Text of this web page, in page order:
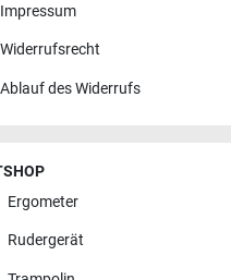
Impressum
Widerrufsrecht
Ablauf des Widerrufs
Ergometer
Rudergerät